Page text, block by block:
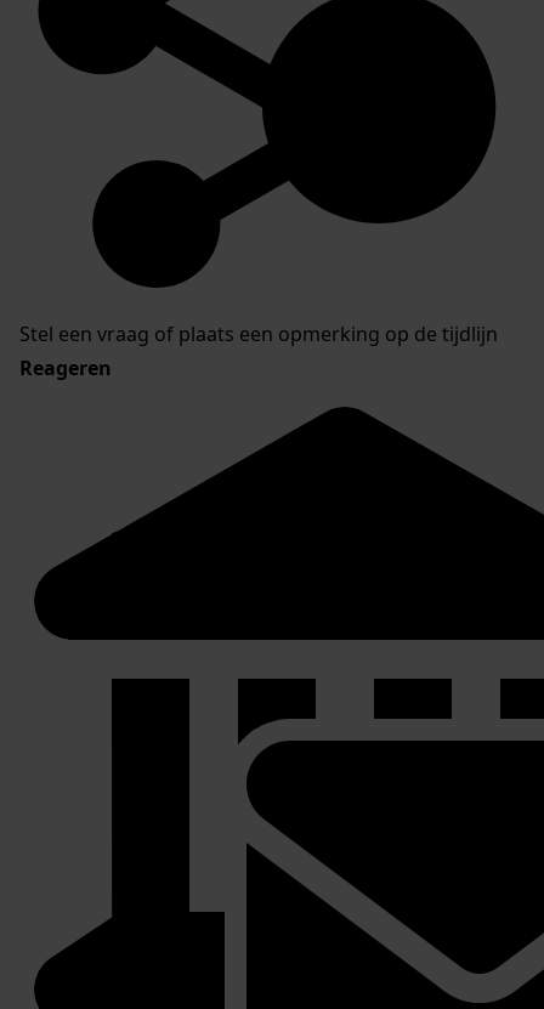
Stel een vraag of plaats een opmerking op de tijdlijn
Reageren